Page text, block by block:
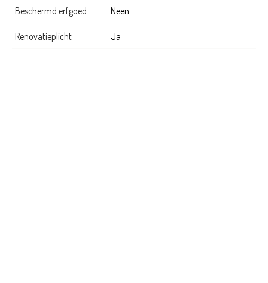
Beschermd erfgoed Neen
Renovatieplicht Ja